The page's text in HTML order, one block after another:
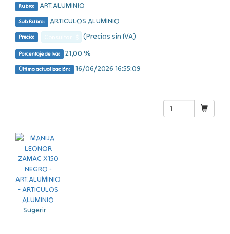
Rubro: ART.ALUMINIO
Sub Rubro: ARTICULOS ALUMINIO
Precio: (Precios sin IVA)
Porcentaje de Iva: 21,00 %
Última actualización: 16/06/2026 16:55:09
Sugerir